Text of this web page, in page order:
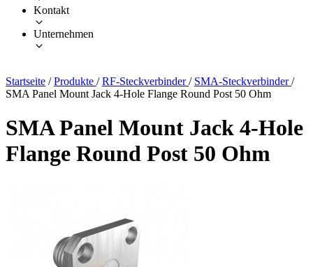
Kontakt
Unternehmen
Startseite / Produkte / RF-Steckverbinder/ SMA-Steckverbinder/
SMA Panel Mount Jack 4-Hole Flange Round Post 50 Ohm
SMA Panel Mount Jack 4-Hole
Flange Round Post 50 Ohm